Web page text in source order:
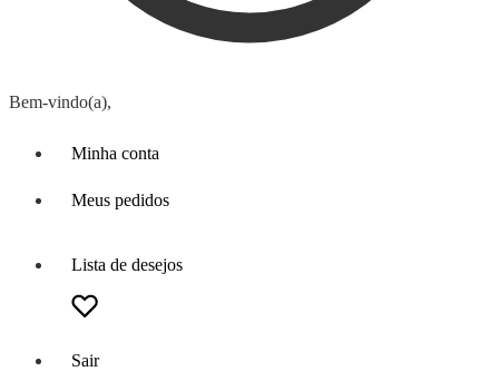
Bem-vindo(a),
Minha conta
Meus pedidos
Lista de desejos
Sair